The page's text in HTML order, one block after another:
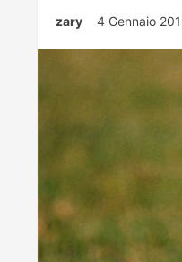
zary 4 Gennaio